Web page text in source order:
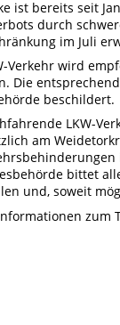
ist bereits seit
durch
im Juli
Verkehr wird
Die
beschildert.
LKW-
am
bittet
und, soweit
zum